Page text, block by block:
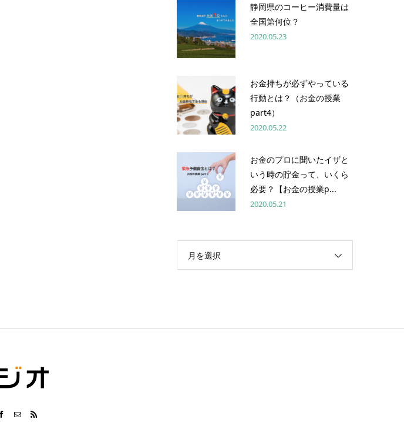
静岡県のコーヒー消費量は
全国第何位？
2020.05.23
お金持ちが必ずやっている
行動とは？（お金の授業
part4）
2020.05.22
お金のプロに聞いたイザと
いう時の貯金って、いくら
必要？【お金の授業p...
2020.05.21
月を選択